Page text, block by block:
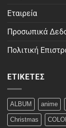
Εταιρεία
Προσωπικά
Πολιτική
ΕΤΙΚΈΤΕΣ
ALBUM anime
Christmas